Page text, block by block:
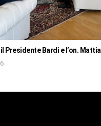
Presidente Bardi e l’on. Mattia